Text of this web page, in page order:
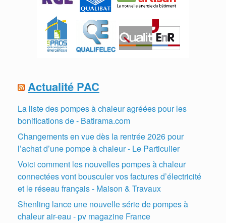
Actualité PAC
La liste des pompes à chaleur agréées pour les
bonifications de - Batirama.com
Changements en vue dès la rentrée 2026 pour
l’achat d’une pompe à chaleur - Le Particulier
Voici comment les nouvelles pompes à chaleur
connectées vont bousculer vos factures d’électricité
et le réseau français - Maison & Travaux
Shenling lance une nouvelle série de pompes à
chaleur air-eau - pv magazine France